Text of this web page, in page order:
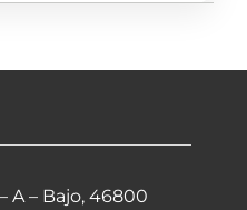
A – Bajo, 46800